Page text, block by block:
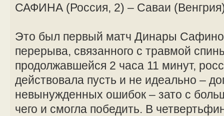
САФИНА (Россия, 2) – Саваи
Это был первый матч Динары
перерыва, связанного с травмой
продолжавшейся 2 часа 11 минут,
действовала пусть и не идеально –
невынужденных ошибок – зато с
чего и смогла победить. В